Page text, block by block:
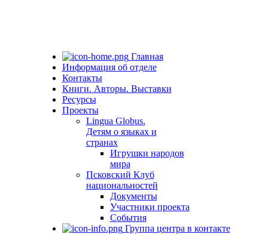
Главная
Информация об отделе
Контакты
Книги. Авторы. Выставки
Ресурсы
Проекты
Lingua Globus.
Детям о языках и
странах
Игрушки народов
мира
Псковский Клуб
национальностей
Документы
Участники проекта
События
Группа центра в контакте